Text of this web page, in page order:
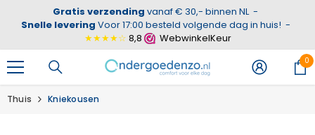
GA NAAR DE INHOUDGratis verzending vanaf € 30,- binnen NL-
Snelle levering Voor 17:00 besteld volgende dag in huis! -
★★★★☆ 8,8 WebwinkelKeur
0
0
Thuis Kniekousen